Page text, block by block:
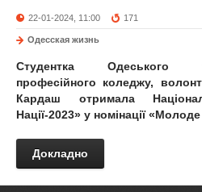
22-01-2024, 11:00 171
Одесская жизнь
Студентка Одеського
професійного коледжу,
Кардаш отримала
Нації-2023» у номінації
Докладно